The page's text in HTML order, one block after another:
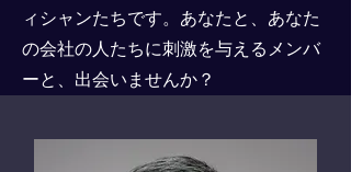
ィシャンたちです。あなたと、あなた
の会社の人たちに刺激を与えるメンバ
ーと、出会いませんか？